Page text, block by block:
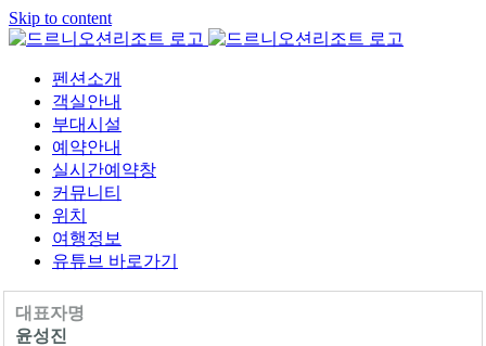
Skip to content
펜션소개
객실안내
부대시설
예약안내
실시간예약창
커뮤니티
위치
여행정보
유튜브 바로가기
대표자명
윤성진